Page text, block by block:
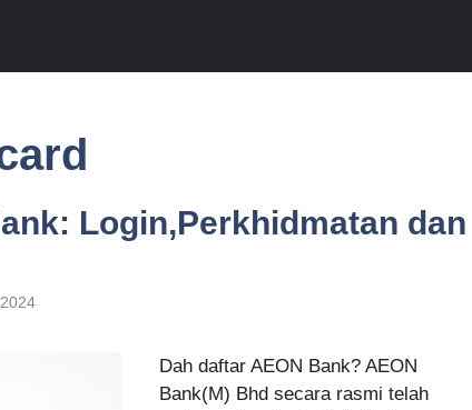
Login,Perkhidmatan dan
Dah daftar AEON Bank? AEON
Bank(M) Bhd secara rasmi telah